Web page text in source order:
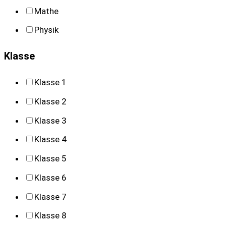
a
Mathe
Physik
Klasse
Klasse 1
Klasse 2
Klasse 3
Klasse 4
Klasse 5
Klasse 6
Klasse 7
Klasse 8